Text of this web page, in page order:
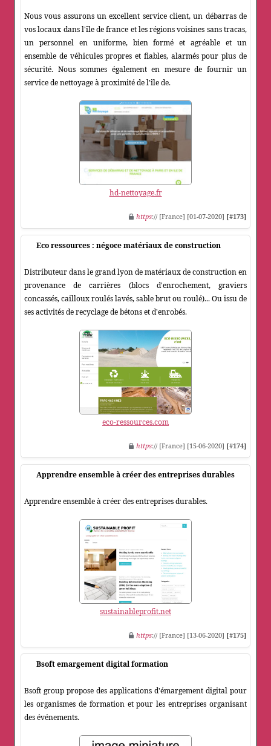
Nous vous assurons un excellent service client, un débarras de
vos locaux dans l'île de france et les régions voisines sans tracas,
un personnel en uniforme, bien formé et agréable et un
ensemble de véhicules propres et fiables, alarmés pour plus de
sécurité. Nous sommes également en mesure de fournir un
service de nettoyage à proximité de l'île de.
hd-nettoyage.fr
https:// [France] [01-07-2020] [#173]
Eco ressources : négoce matériaux de construction
Distributeur dans le grand lyon de matériaux de construction en
provenance de carrières (blocs d'enrochement, graviers
concassés, cailloux roulés lavés, sable brut ou roulé)... Ou issu de
ses activités de recyclage de bétons et d'enrobés.
eco-ressources.com
https:// [France] [15-06-2020] [#174]
Apprendre ensemble à créer des entreprises durables
Apprendre ensemble à créer des entreprises durables.
sustainableprofit.net
https:// [France] [13-06-2020] [#175]
Bsoft emargement digital formation
Bsoft group propose des applications d'émargement digital pour
les organismes de formation et pour les entreprises organisant
des événements.